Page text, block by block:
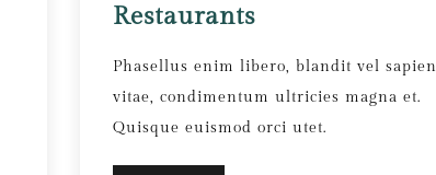
Restaurants
Phasellus enim libero, blandit vel sapien
vitae, condimentum ultricies magna et.
Quisque euismod orci utet.